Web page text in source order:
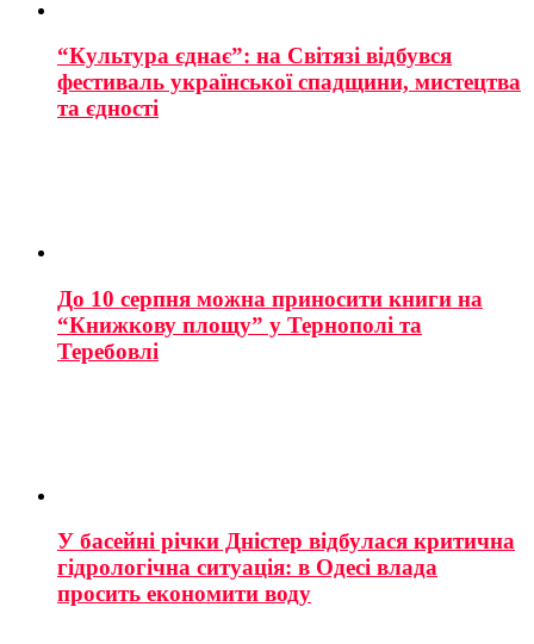
“Культура єднає”: на Світязі відбувся
фестиваль української спадщини, мистецтва
та єдності
До 10 серпня можна приносити книги на
“Книжкову площу” у Тернополі та
Теребовлі
У басейні річки Дністер відбулася критична
гідрологічна ситуація: в Одесі влада
просить економити воду